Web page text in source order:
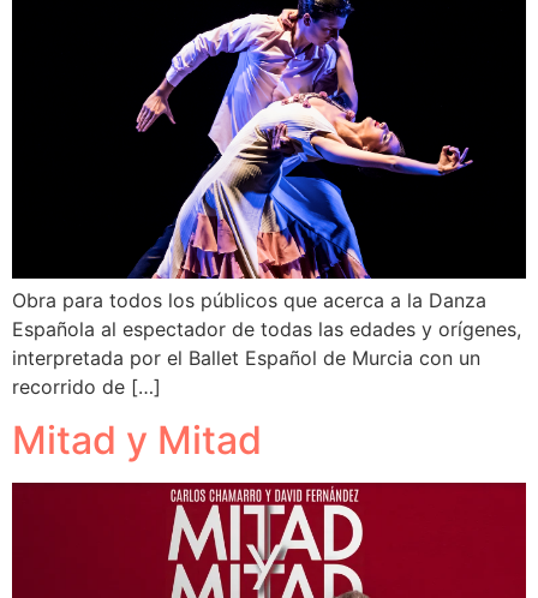
Obra para todos los públicos que acerca a la Danza
Española al espectador de todas las edades y orígenes,
interpretada por el Ballet Español de Murcia con un
recorrido de […]
Mitad y Mitad